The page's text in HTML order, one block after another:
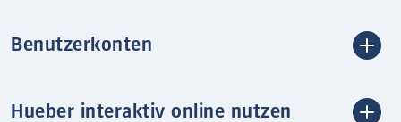
Benutzerkonten
Hueber interaktiv online nutzen